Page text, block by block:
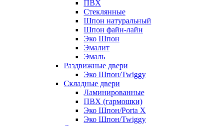
ПВХ
Стеклянные
Шпон натуральный
Шпон файн-лайн
Эко Шпон
Эмалит
Эмаль
Раздвижные двери
Эко Шпон/Twiggy
Складные двери
Ламинированные
ПВХ (гармошки)
Эко Шпон/Porta X
Эко Шпон/Twiggy